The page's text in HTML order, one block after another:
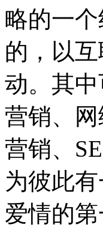
略的一
的，以
动。其
营销、
营销、
为彼此
爱情的